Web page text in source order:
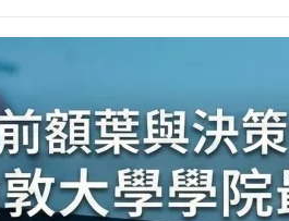
永遠的真田幸村
倫敦大學學院（University
胞的多寡與人…